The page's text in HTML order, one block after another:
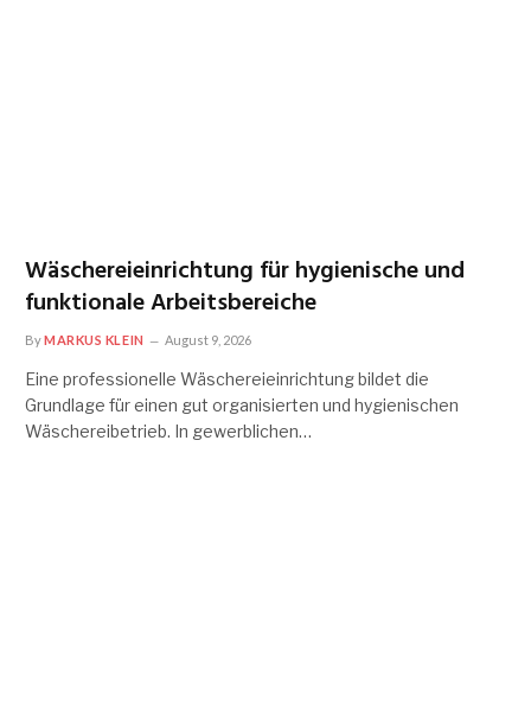
Wäschereieinrichtung für hygienische und
funktionale Arbeitsbereiche
ByMARKUS KLEIN August 9, 2026
Eine professionelle Wäschereieinrichtung bildet die
Grundlage für einen gut organisierten und hygienischen
Wäschereibetrieb. In gewerblichen…